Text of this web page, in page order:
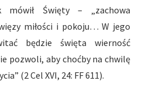
Święty – „zachowa
miłości i pokoju… W jego
będzie święta wierność
pozwoli, aby choćby na chwilę
(2 Cel XVI, 24: FF 611).